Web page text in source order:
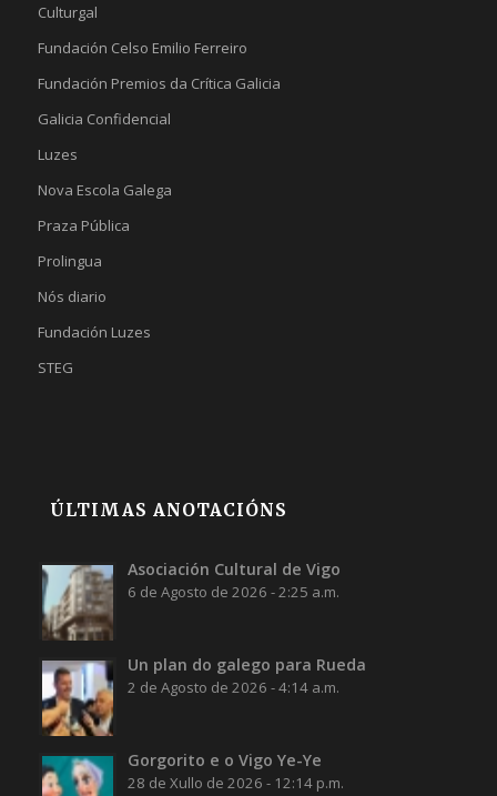
Culturgal
Fundación Celso Emilio Ferreiro
Fundación Premios da Crítica Galicia
Galicia Confidencial
Luzes
Nova Escola Galega
Praza Pública
Prolingua
Nós diario
Fundación Luzes
STEG
ÚLTIMAS ANOTACIÓNS
Asociación Cultural de Vigo
6 de Agosto de 2026 - 2:25 a.m.
Un plan do galego para Rueda
2 de Agosto de 2026 - 4:14 a.m.
Gorgorito e o Vigo Ye-Ye
28 de Xullo de 2026 - 12:14 p.m.